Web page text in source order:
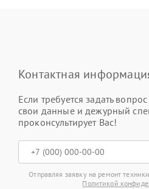
Контактная
Если требуется задать
свои данные и дежурный
проконсультирует Вас!
Отправляя заявку на ремонт
Политикой